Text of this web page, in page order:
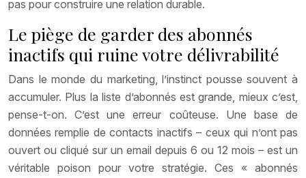
pas pour construire une relation durable.
Le piège de garder des abonnés
inactifs qui ruine votre délivrabilité
Dans le monde du marketing, l’instinct pousse souvent à
accumuler. Plus la liste d’abonnés est grande, mieux c’est,
pense-t-on. C’est une erreur coûteuse. Une base de
données remplie de contacts inactifs – ceux qui n’ont pas
ouvert ou cliqué sur un email depuis 6 ou 12 mois – est un
véritable poison pour votre stratégie. Ces « abonnés